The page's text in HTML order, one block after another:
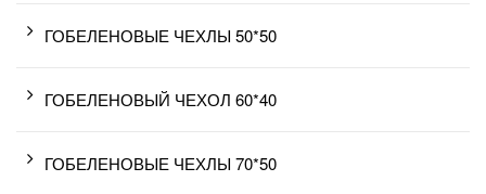
ГОБЕЛЕНОВЫЕ ЧЕХЛЫ 50*50
ГОБЕЛЕНОВЫЙ ЧЕХОЛ 60*40
ГОБЕЛЕНОВЫЕ ЧЕХЛЫ 70*50